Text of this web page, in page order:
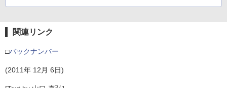
関連リンク
□バックナンバー
(2011年 12月 6日)